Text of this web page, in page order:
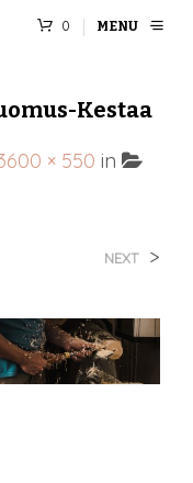
0 MENU
Kestaa
× 550 in
NEXT >